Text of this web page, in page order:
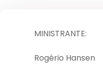
MINISTRANTE:
Rogério Hansen